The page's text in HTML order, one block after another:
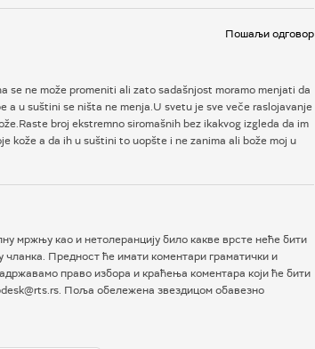
Пошаљи одговор
ne može promeniti ali zato sadašnjost moramo menjati da
a u suštini se ništa ne menja.U svetu je sve veče raslojavanje
broj ekstremno siromašnih bez ikakvog izgleda da im
kože a da ih u suštini to uopšte i ne zanima ali bože moj u
мржњу као и нетолеранцију било какве врсте неће бити
Предност ће имати коментари граматички и
право избора и краћења коментара који ће бити
Поља обележена звездицом обавезно